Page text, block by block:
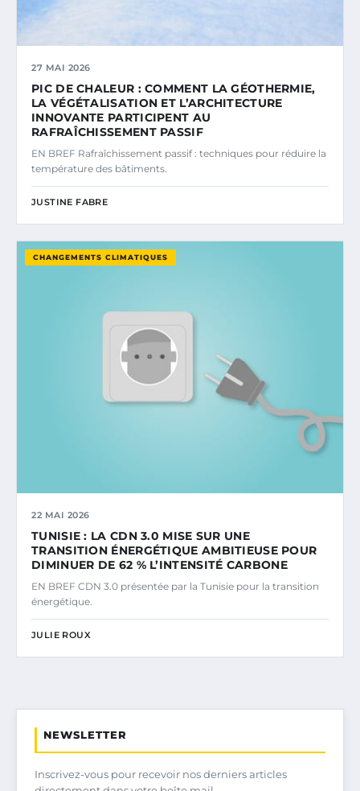
27 MAI 2026
PIC DE CHALEUR : COMMENT LA GÉOTHERMIE,
LA VÉGÉTALISATION ET L’ARCHITECTURE
INNOVANTE PARTICIPENT AU
RAFRAÎCHISSEMENT PASSIF
EN BREF Rafraîchissement passif : techniques pour réduire la
température des bâtiments.
JUSTINE FABRE
CHANGEMENTS CLIMATIQUES
22 MAI 2026
TUNISIE : LA CDN 3.0 MISE SUR UNE
TRANSITION ÉNERGÉTIQUE AMBITIEUSE POUR
DIMINUER DE 62 % L’INTENSITÉ CARBONE
EN BREF CDN 3.0 présentée par la Tunisie pour la transition
énergétique.
JULIE ROUX
NEWSLETTER
Inscrivez-vous pour recevoir nos derniers articles